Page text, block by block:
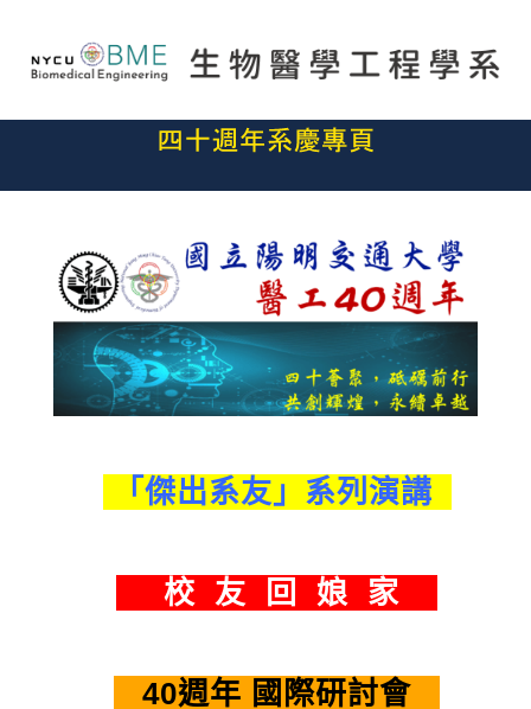
「傑出系友」系列演講
校 友 回 娘 家
40週年 國際研討會